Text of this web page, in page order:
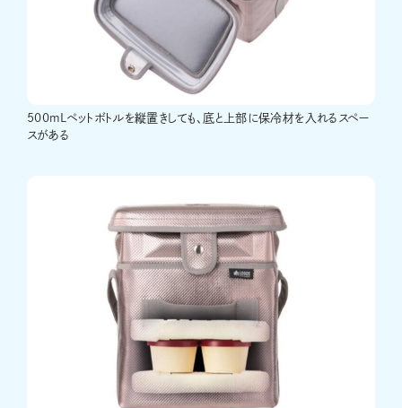
500mLペットボトルを縦置きしても、底と上部に保冷材を入れるスペー
スがある